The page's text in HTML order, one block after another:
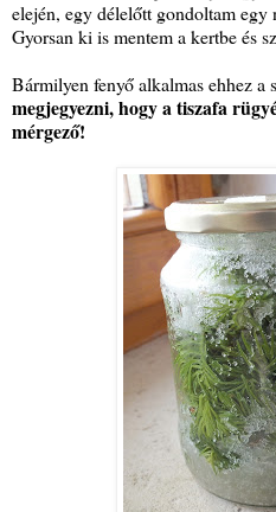
elején, egy délelőtt gondoltam egy
Gyorsan ki is mentem a kertbe és
Bármilyen fenyő alkalmas ehhez a
megjegyezni, hogy a tiszafa
mérgező!